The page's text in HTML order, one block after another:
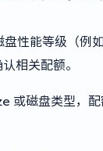
盘性能等级（例
相关配额。
或磁盘类型，